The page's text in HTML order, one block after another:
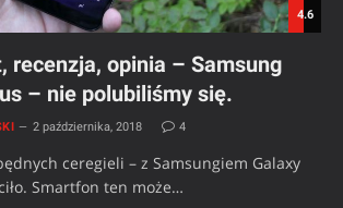
4.6
recenzja, opinia – Samsung
– nie polubiliśmy się.
2 października, 2018 4
ceregieli – z Samsungiem Galaxy
Smartfon ten może…